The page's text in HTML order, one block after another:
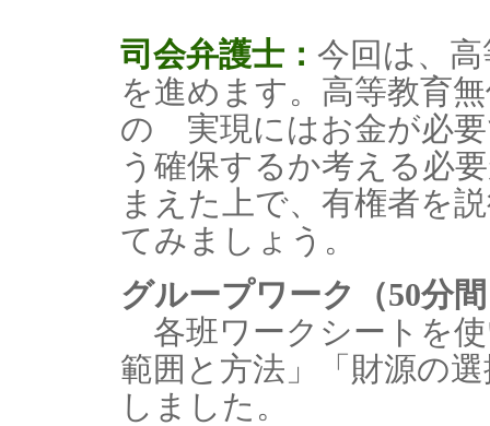
司会弁護士： 今回は、
を進めます。高等教育
の 実現にはお金が必
う確保するか考える必
まえた上で、有権者を
てみましょう。
グループワーク（50分
各班ワークシートを
範囲と方法」「財源の
しました。